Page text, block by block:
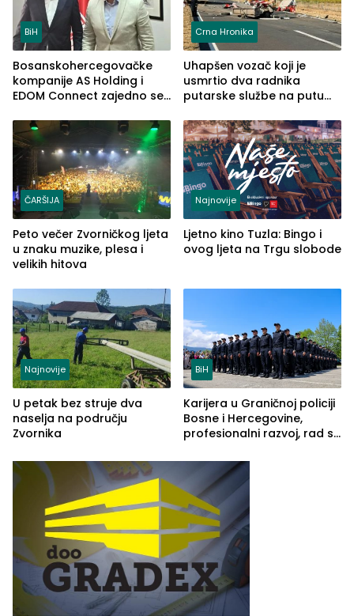
BiH
Bosanskohercegovačke
kompanije AS Holding i
EDOM Connect zajedno se
Crna Hronika
Uhapšen vozač koji je
usmrtio dva radnika
putarske službe na putu
(FOTO)
ČARŠIJA
Peto večer Zvorničkog ljeta
u znaku muzike, plesa i
velikih hitova
Najnovije
Ljetno kino Tuzla: Bingo i
ovog ljeta na Trgu slobode
Najnovije
U petak bez struje dva
naselja na području
Zvornika
BiH
Karijera u Graničnoj policiji
Bosne i Hercegovine,
profesionalni razvoj, rad sa
služba građanima